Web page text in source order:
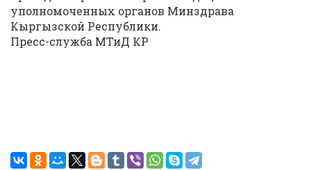
уполномоченных органов Минздрава
Кыргызской Республики.
Пресс-служба МТиД КР